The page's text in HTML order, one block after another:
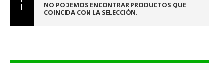
NO PODEMOS ENCONTRAR PRODUCTOS QUE
COINCIDA CON LA SELECCIÓN.